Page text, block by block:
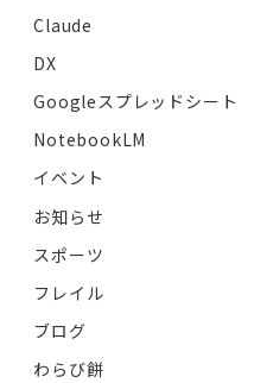
Claude
DX
Googleスプレッドシート
NotebookLM
イベント
お知らせ
スポーツ
フレイル
ブログ
わらび餅